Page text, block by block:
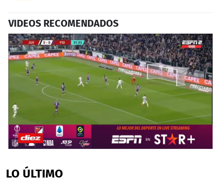
VIDEOS RECOMENDADOS
of
4
LO ÚLTIMO